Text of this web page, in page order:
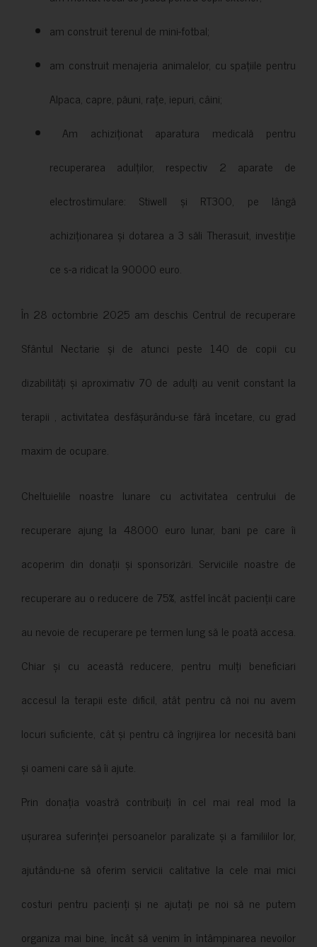
am construit terenul de mini-fotbal;
am construit menajeria animalelor, cu spațiile pentru
Alpaca, capre, păuni, rațe, iepuri, câini;
Am achiziționat aparatura medicală pentru
recuperarea adulților, respectiv 2 aparate de
electrostimulare: Stiwell și RT300, pe lângă
achiziționarea și dotarea a 3 săli Therasuit, investiție
ce s-a ridicat la 90000 euro.
În 28 octombrie 2025 am deschis Centrul de recuperare
Sfântul Nectarie și de atunci peste 140 de copii cu
dizabilități și aproximativ 70 de adulți au venit constant la
terapii , activitatea desfășurându-se fără încetare, cu grad
maxim de ocupare.
Cheltuielile noastre lunare cu activitatea centrului de
recuperare ajung la 48000 euro lunar, bani pe care îi
acoperim din donații și sponsorizări. Serviciile noastre de
recuperare au o reducere de 75%, astfel încât pacienții care
au nevoie de recuperare pe termen lung să le poată accesa.
Chiar și cu această reducere, pentru mulți beneficiari
accesul la terapii este dificil, atât pentru că noi nu avem
locuri suficiente, cât și pentru că îngrijirea lor necesită bani
și oameni care să îi ajute.
Prin donația voastră contribuiți în cel mai real mod la
ușurarea suferinței persoanelor paralizate și a familiilor lor,
ajutându-ne să oferim servicii calitative la cele mai mici
costuri pentru pacienți și ne ajutați pe noi să ne putem
organiza mai bine, încât să venim în întâmpinarea nevoilor